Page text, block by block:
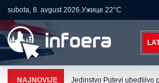
subota, 8. avgust 2026.Ужице 22°C
NAJNOVIJE Jedinstvo Putevi ubedljivo